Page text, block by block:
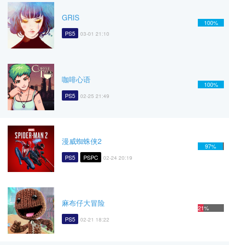
GRIS
PS5 03-01 21:10
100%
咖啡心语
PS5 02-25 21:49
100%
漫威蜘蛛侠2
PS5 PSPC 02-24 20:19
97%
麻布仔大冒险
PS5 02-21 18:22
21%